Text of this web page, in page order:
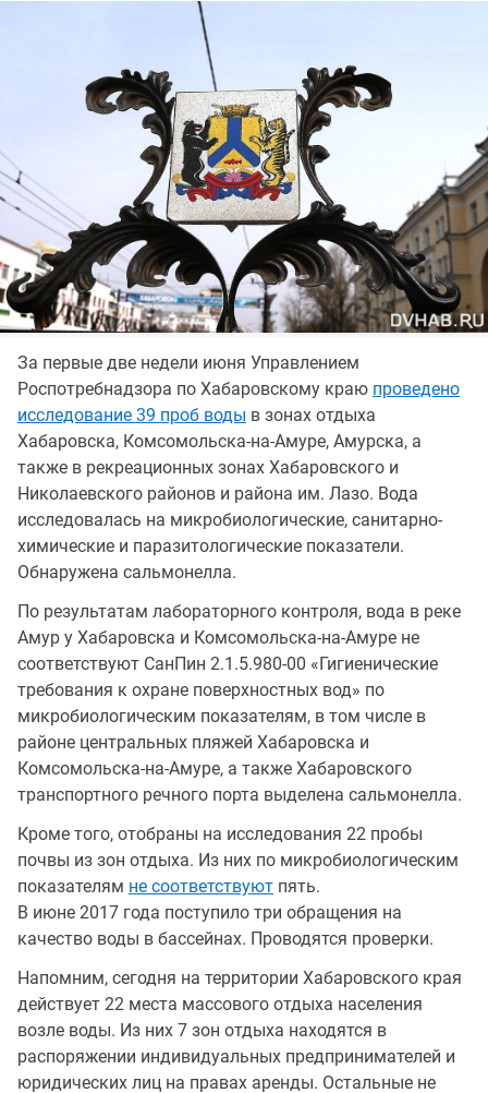
За первые две недели июня Управлением
Роспотребнадзора по Хабаровскому краю проведено
исследование 39 проб воды в зонах отдыха
Хабаровска, Комсомольска-на-Амуре, Амурска, а
также в рекреационных зонах Хабаровского и
Николаевского районов и района им. Лазо. Вода
исследовалась на микробиологические, санитарно-
химические и паразитологические показатели.
Обнаружена сальмонелла.
По результатам лабораторного контроля, вода в реке
Амур у Хабаровска и Комсомольска-на-Амуре не
соответствуют СанПин 2.1.5.980-00 «Гигиенические
требования к охране поверхностных вод» по
микробиологическим показателям, в том числе в
районе центральных пляжей Хабаровска и
Комсомольска-на-Амуре, а также Хабаровского
транспортного речного порта выделена сальмонелла.
Кроме того, отобраны на исследования 22 пробы
почвы из зон отдыха. Из них по микробиологическим
показателям не соответствуют пять.
В июне 2017 года поступило три обращения на
качество воды в бассейнах. Проводятся проверки.
Напомним, сегодня на территории Хабаровского края
действует 22 места массового отдыха населения
возле воды. Из них 7 зон отдыха находятся в
распоряжении индивидуальных предпринимателей и
юридических лиц на правах аренды. Остальные не